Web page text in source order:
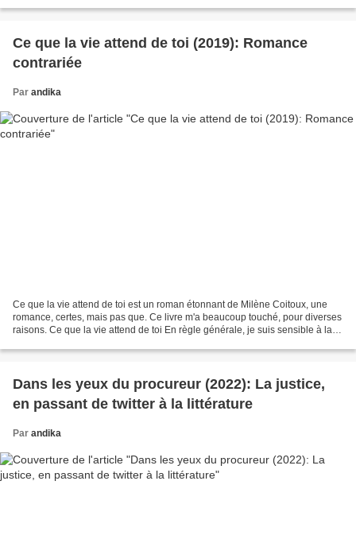
Ce que la vie attend de toi (2019): Romance
contrariée
Par andika
Ce que la vie attend de toi est un roman étonnant de Milène Coitoux, une
romance, certes, mais pas que. Ce livre m'a beaucoup touché, pour diverses
raisons. Ce que la vie attend de toi En règle générale, je suis sensible à la
Dans les yeux du procureur (2022): La justice,
en passant de twitter à la littérature
Par andika